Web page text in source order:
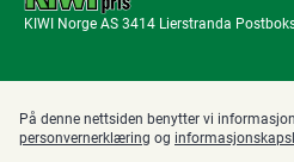
KIWI Norge AS 3414 Lierstranda
På denne nettsiden benytter vi
personvernerklæring og